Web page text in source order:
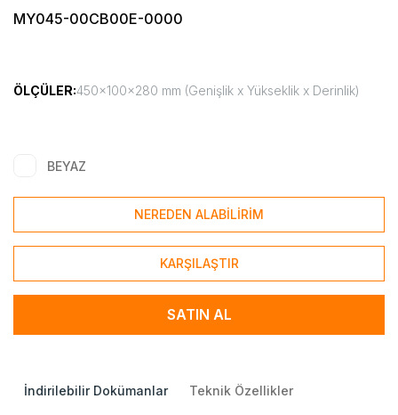
MY045-00CB00E-0000
ÖLÇÜLER:450x100x280 mm (Genişlik x Yükseklik x Derinlik)
BEYAZ
NEREDEN ALABİLİRİM
KARŞILAŞTIR
SATIN AL
İndirilebilir Dokümanlar Teknik Özellikler